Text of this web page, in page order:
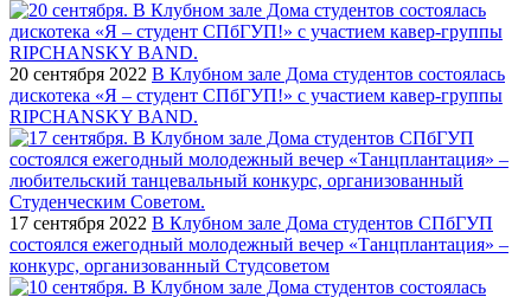
20 сентября 2022 В Клубном зале Дома студентов состоялась
дискотека «Я – студент СПбГУП!» с участием кавер-группы
RIPCHANSKY BAND.
17 сентября 2022 В Клубном зале Дома студентов СПбГУП
состоялся ежегодный молодежный вечер «Танцплантация» –
конкурс, организованный Студсоветом